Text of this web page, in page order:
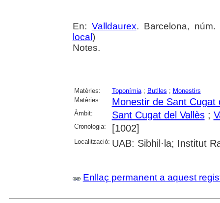
En: Valldaurex. Barcelona,
local )
Notes.
Matèries: Toponímia; Butlles ; Monestirs
Matèries:
Monestir de Sant Cugat
Àmbit: Sant Cugat del Vallès;
Cronologia: [1002]
Localització: UAB: Sibhil·la; Institut
Enllaç permanent a aquest